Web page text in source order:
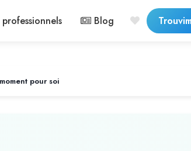
Blog
pour soi